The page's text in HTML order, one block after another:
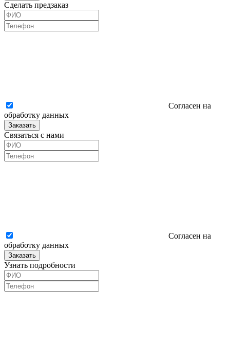
Сделать предзаказ
Согласен на
обработку данных
Заказать
Связаться с нами
Согласен на
обработку данных
Заказать
Узнать подробности